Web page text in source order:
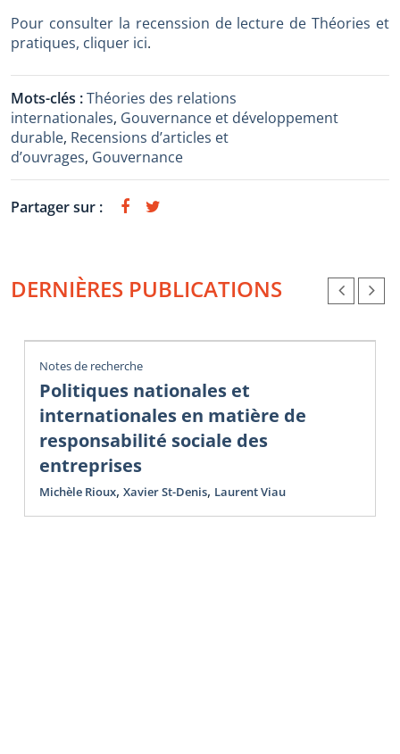
Pour consulter la recenssion de lecture de Théories et
pratiques, cliquer ici.
Mots-clés :Théories des relations
internationales, Gouvernance et développement
durable, Recensions d’articles et
d’ouvrages, Gouvernance
Partager sur :
DERNIÈRES PUBLICATIONS
Notes de recherche
Politiques nationales et
internationales en matière de
responsabilité sociale des
entreprises
Michèle Rioux, Xavier St-Denis, Laurent Viau